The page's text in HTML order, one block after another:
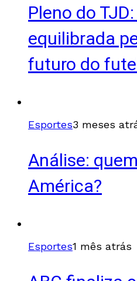
Pleno do
equilibrada
futuro do
Esportes3 meses
Análise:
América?
Esportes1 mês atrás